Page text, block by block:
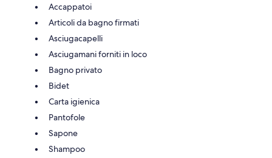
Accappatoi
Articoli da bagno firmati
Asciugacapelli
Asciugamani forniti in loco
Bagno privato
Bidet
Carta igienica
Pantofole
Sapone
Shampoo